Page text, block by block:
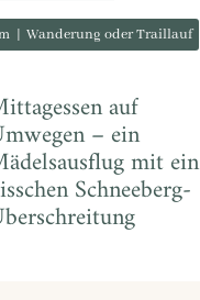
Wanderung oder Traillauf
auf
– ein
mit ein
Schneeberg-